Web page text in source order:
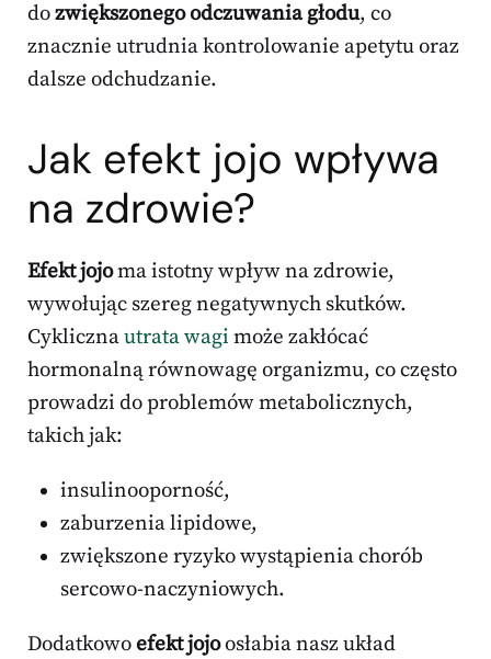
dozwiększonego odczuwania głodu, co
znacznie utrudnia kontrolowanie apetytu oraz
dalsze odchudzanie.
Jak efekt jojo wpływa
na zdrowie?
Efekt jojoma istotny wpływ na zdrowie,
wywołując szereg negatywnych skutków.
Cyklicznautrata wagi może zakłócać
hormonalną równowagę organizmu, co często
prowadzi do problemów metabolicznych,
takich jak:
insulinooporność,
zaburzenia lipidowe,
zwiększone ryzyko wystąpienia chorób
sercowo-naczyniowych.
Dodatkowoefekt jojoosłabia nasz układ